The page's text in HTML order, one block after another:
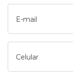
E-mail
Celular